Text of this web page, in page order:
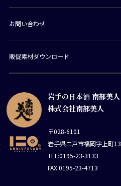
岩手の日本酒 南部美人
株式会社南部美人
〒028-6101
岩手県二戸市福岡字上町13
TEL:0195-23-3133
FAX:0195-23-4713
お問い合わせ
販促素材ダウンロード